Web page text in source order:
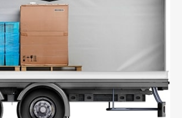
Транспорт:
3 тонны), Бычок, Еврофура от 5 до
10 тонн
руб. Возможен догруз
доставить вещи от 200 кг в
догрузом или попутно. Попутные
для физлиц, ИП и юрлиц обходятся